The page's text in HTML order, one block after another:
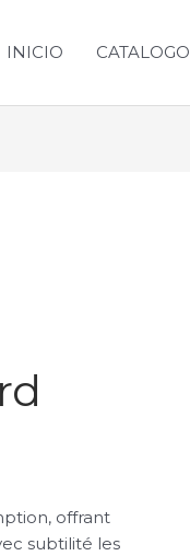
INICIO CATALOGO
offrant
subtilité les